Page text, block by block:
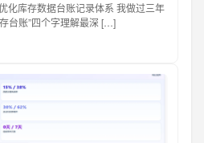
化库存数据台账记录体系 我做过三年
台账”四个字理解最深 […]